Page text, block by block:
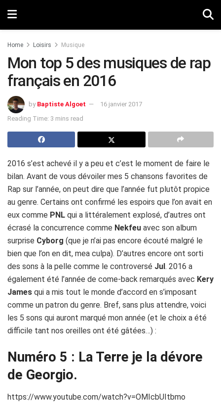
Home Loisirs Musique
Mon top 5 des musiques de rap
français en 2016
by Baptiste Algoet
16 janvier 2017
Reading Time: 3 mins read
2016 s’est achevé il y a peu et c’est le moment de faire le
bilan. Avant de vous dévoiler mes 5 chansons favorites de
Rap sur l’année, on peut dire que l’année fut plutôt propice
au genre. Certains ont confirmé les espoirs que l’on avait en
eux comme PNL qui a littéralement explosé, d’autres ont
écrasé la concurrence comme Nekfeu avec son album
surprise Cyborg (que je n’ai pas encore écouté malgré le
bien que l’on en dit, mea culpa). D’autres encore ont sorti
des sons à la pelle comme le controversé Jul. 2016 a
également été l’année de come-back remarqués avec Kery
James qui a mis tout le monde d’accord en s’imposant
comme un patron du genre. Bref, sans plus attendre, voici
les 5 sons qui auront marqué mon année (et le choix a été
difficile tant nos oreilles ont été gâtées…) :
Numéro 5 : La Terre je la dévore
de Georgio.
https://www.youtube.com/watch?v=OMIcbUItbmo